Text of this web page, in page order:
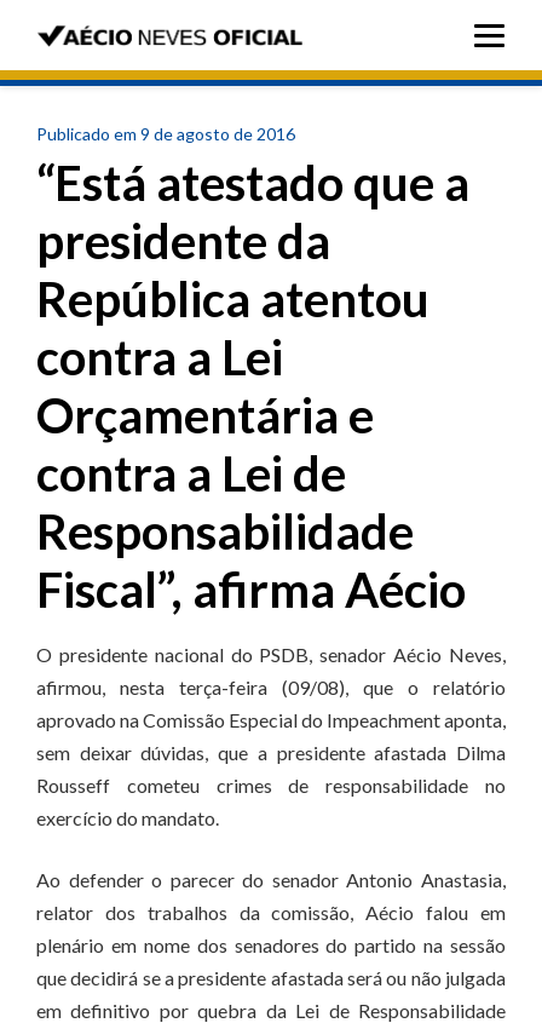
Publicado em 9 de agosto de 2016
“Está atestado que a
presidente da
República atentou
contra a Lei
Orçamentária e
contra a Lei de
Responsabilidade
Fiscal”, afirma Aécio
O presidente nacional do PSDB, senador Aécio Neves,
afirmou, nesta terça-feira (09/08), que o relatório
aprovado na Comissão Especial do Impeachment aponta,
sem deixar dúvidas, que a presidente afastada Dilma
Rousseff cometeu crimes de responsabilidade no
exercício do mandato.
Ao defender o parecer do senador Antonio Anastasia,
relator dos trabalhos da comissão, Aécio falou em
plenário em nome dos senadores do partido na sessão
que decidirá se a presidente afastada será ou não julgada
em definitivo por quebra da Lei de Responsabilidade